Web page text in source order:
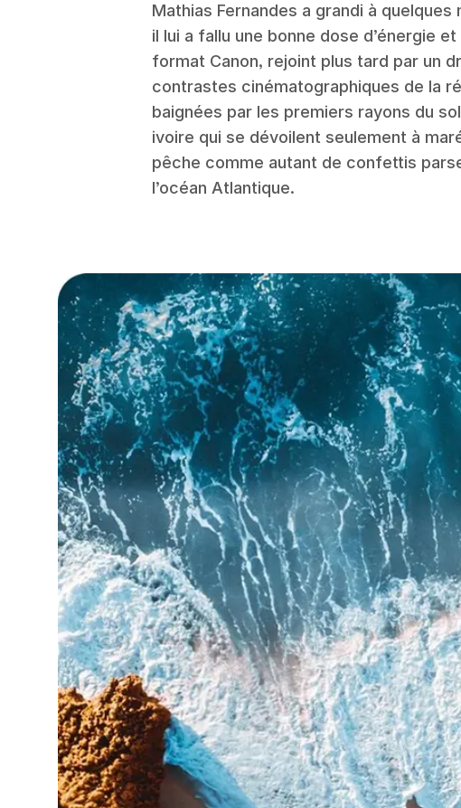
Mathias Fernandes a grandi à
il lui a fallu une bonne dose d’énergie
format Canon, rejoint plus tard par un
contrastes cinématographiques de la
baignées par les premiers rayons du
ivoire qui se dévoilent seulement à
pêche comme autant de confettis
l’océan Atlantique.